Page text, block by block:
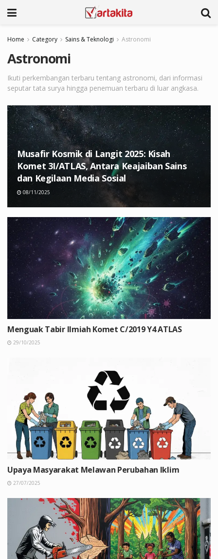
Home Category Sains & Teknologi Astronomi
Astronomi
Ikuti perkembangan terbaru tentang astronomi, dari informasi
seputar tata surya hingga penemuan terbaru di luar angkasa.
Musafir Kosmik di Langit 2025: Kisah
Komet 3I/ATLAS, Antara Keajaiban Sains
dan Kegilaan Media Sosial
08/11/2025
Menguak Tabir Ilmiah Komet C/2019 Y4 ATLAS
29/10/2025
Upaya Masyarakat Melawan Perubahan Iklim
27/07/2025